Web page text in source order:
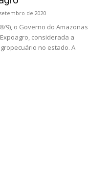
de 2020
9), o Governo do Amazonas
considerada a
no estado. A